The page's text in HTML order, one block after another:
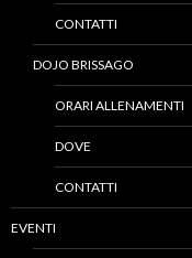
CONTATTI
DOJO BRISSAGO
ORARI ALLENAMENTI
DOVE
CONTATTI
EVENTI